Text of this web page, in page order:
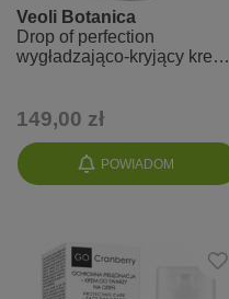
POWIADOM
Veoli Botanica
Drop of perfection
wygładzająco-kryjący krem
149,00 zł